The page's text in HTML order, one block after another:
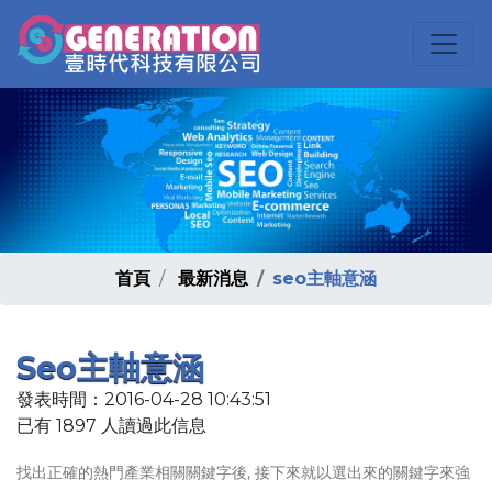
首頁 最新消息 seo主軸意涵
Seo主軸意涵
發表時間：2016-04-28 10:43:51
已有 1897 人讀過此信息
找出正確的熱門產業相關關鍵字後, 接下來就以選出來的關鍵字來強